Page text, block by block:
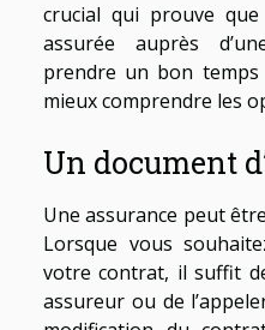
crucial qui prouve
assurée auprès
prendre un bon
mieux comprendre les
Un document
Une assurance peut
Lorsque vous
votre contrat, il suffit
assureur ou de